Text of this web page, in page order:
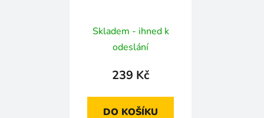
Skladem - ihned k
odeslání
239 Kč
DO KOŠÍKU